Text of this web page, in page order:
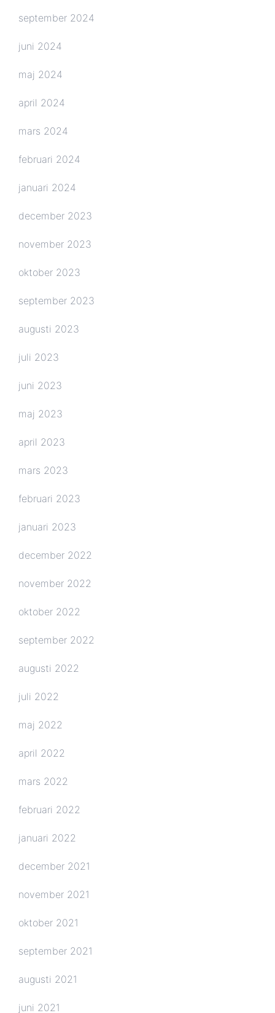
september 2024
juni 2024
maj 2024
april 2024
mars 2024
februari 2024
januari 2024
december 2023
november 2023
oktober 2023
september 2023
augusti 2023
juli 2023
juni 2023
maj 2023
april 2023
mars 2023
februari 2023
januari 2023
december 2022
november 2022
oktober 2022
september 2022
augusti 2022
juli 2022
maj 2022
april 2022
mars 2022
februari 2022
januari 2022
december 2021
november 2021
oktober 2021
september 2021
augusti 2021
juni 2021